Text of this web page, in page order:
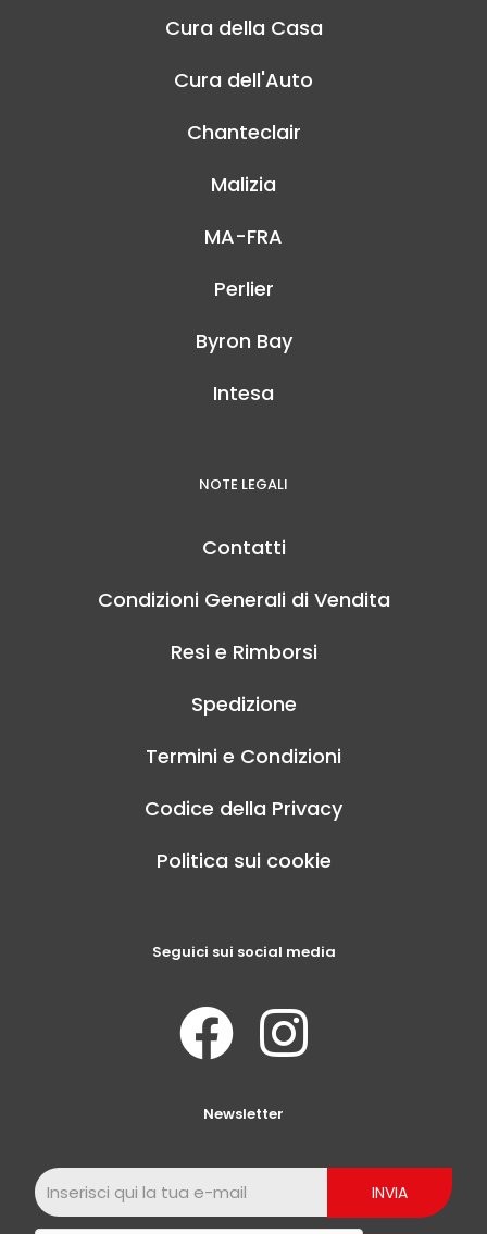
Cura della Casa
Cura dell'Auto
Chanteclair
Malizia
MA-FRA
Perlier
Byron Bay
Intesa
NOTE LEGALI
Contatti
Condizioni Generali di Vendita
Resi e Rimborsi
Spedizione
Termini e Condizioni
Codice della Privacy
Politica sui cookie
Seguici sui social media
Newsletter